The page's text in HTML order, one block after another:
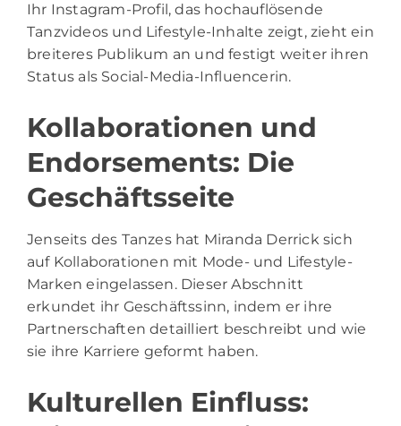
Ihr Instagram-Profil, das hochauflösende
Tanzvideos und Lifestyle-Inhalte zeigt, zieht ein
breiteres Publikum an und festigt weiter ihren
Status als Social-Media-Influencerin.
Kollaborationen und
Endorsements: Die
Geschäftsseite
Jenseits des Tanzes hat Miranda Derrick sich
auf Kollaborationen mit Mode- und Lifestyle-
Marken eingelassen. Dieser Abschnitt
erkundet ihr Geschäftssinn, indem er ihre
Partnerschaften detailliert beschreibt und wie
sie ihre Karriere geformt haben.
Kulturellen Einfluss: